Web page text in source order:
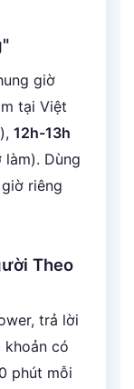
giờ
tại Việt
12h-13h
làm). Dùng
riêng
Theo
trả lời
khoản có
phút mỗi